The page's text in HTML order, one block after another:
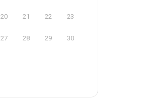
20 21 22 23
27 28 29 30